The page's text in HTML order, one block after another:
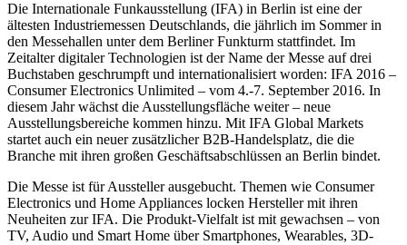
Die Internationale Funkausstellung (IFA) in Berlin ist eine der
ältesten Industriemessen Deutschlands, die jährlich im Sommer in
den Messehallen unter dem Berliner Funkturm stattfindet. Im
Zeitalter digitaler Technologien ist der Name der Messe auf drei
Buchstaben geschrumpft und internationalisiert worden: IFA 2016 –
Consumer Electronics Unlimited – vom 4.-7. September 2016. In
diesem Jahr wächst die Ausstellungsfläche weiter – neue
Ausstellungsbereiche kommen hinzu. Mit IFA Global Markets
startet auch ein neuer zusätzlicher B2B-Handelsplatz, die die
Branche mit ihren großen Geschäftsabschlüssen an Berlin bindet.
Die Messe ist für Aussteller ausgebucht. Themen wie Consumer
Electronics und Home Appliances locken Hersteller mit ihren
Neuheiten zur IFA. Die Produkt-Vielfalt ist mit gewachsen – von
TV, Audio und Smart Home über Smartphones, Wearables, 3D-